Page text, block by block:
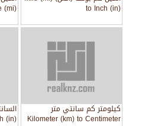
to Inch (in)
(mi)
كيلومتر كم سانتي متر
Kilometer (km) to Centimeter
(in)